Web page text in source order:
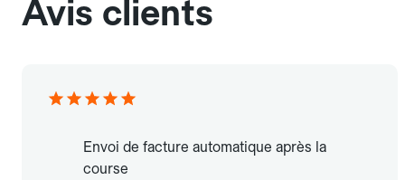
Avis clients
Envoi de facture automatique après la
course